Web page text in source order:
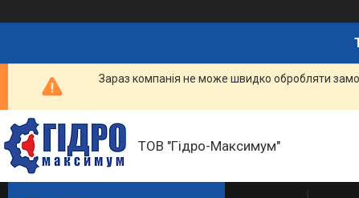
Зараз компанія не може швидко обробляти
ТОВ "Гідро-Максимум"